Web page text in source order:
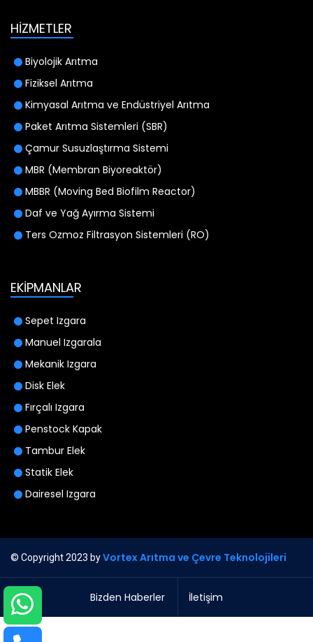
HİZMETLER
Biyolojik Arıtma
Fiziksel Arıtma
Kimyasal Arıtma ve Endüstriyel Arıtma
Paket Arıtma Sistemleri (SBR)
Çamur Susuzlaştırma Sistemi
MBR (Membran Biyoreaktör)
MBBR (Moving Bed Biofilm Reactor)
Daf ve Yağ Ayırma Sistemi
Ters Ozmoz Filtrasyon Sistemleri (RO)
EKİPMANLAR
Sepet Izgara
Manuel Izgarala
Mekanik Izgara
Disk Elek
Fırçalı Izgara
Penstock Kapak
Tambur Elek
Statik Elek
Dairesel Izgara
© Copyright 2023 byVortex Arıtma ve Çevre Teknolojileri
Bizden Haberler İletişim